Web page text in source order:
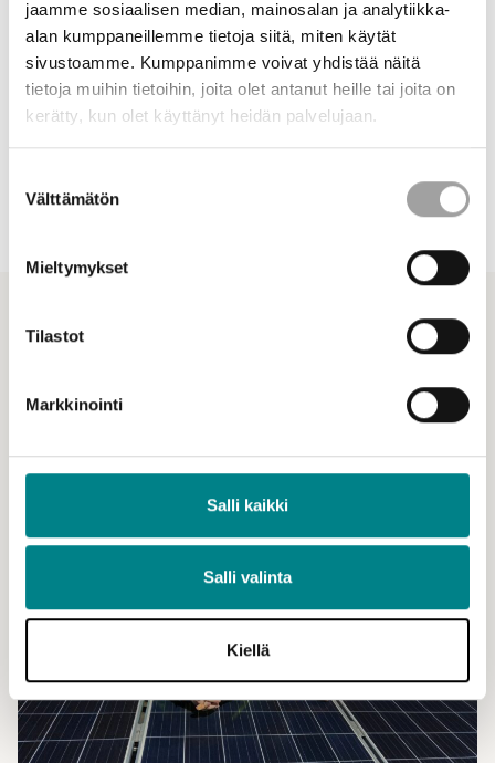
jaamme sosiaalisen median, mainosalan ja analytiikka-
alan kumppaneillemme tietoja siitä, miten käytät
sivustoamme. Kumppanimme voivat yhdistää näitä
tietoja muihin tietoihin, joita olet antanut heille tai joita on
kerätty, kun olet käyttänyt heidän palvelujaan.
valinta
Välttämätön
Mieltymykset
Tilastot
Markkinointi
Salli kaikki
Salli valinta
Kiellä
muotoutumista tuomalla energia-alan tulevaisuuden
vaihtoehdot näkyväksi ja keskusteltavaksi laajalle joukolle
toimijoita.
Tarjoamalla yhteistyöalustan energian ja ilmaston tietopohjan
vahvistamiselle kansallisesti ja kansainvälisesti.
Tuuli Kaskinen,
Muut projektit